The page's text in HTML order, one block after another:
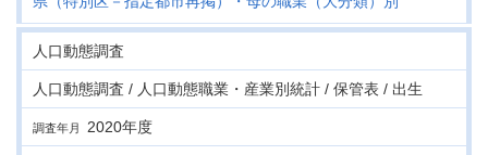
人口動態調査
人口動態調査 / 人口動態職業・産業別統計 / 保管表 / 出生
調査年月 2020年度